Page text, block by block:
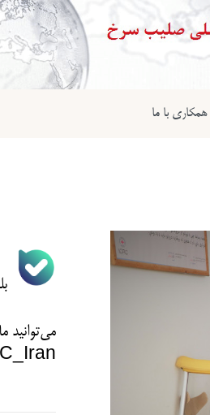
همکاری با ما
می‌توانید